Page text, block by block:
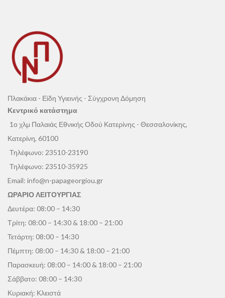
Πλακάκια - Είδη Υγιεινής - Σύγχρονη Δόμηση
Κεντρικό κατάστημα
1ο χλμ Παλαιάς Εθνικής Οδού Κατερίνης - Θεσσαλονίκης,
Κατερίνη, 60100
Τηλέφωνο: 23510-23190
Τηλέφωνο: 23510-35925
Email: info@n-papageorgiou.gr
ΩΡΑΡΙΟ ΛΕΙΤΟΥΡΓΙΑΣ
Δευτέρα: 08:00 – 14:30
Τρίτη: 08:00 – 14:30 & 18:00 – 21:00
Τετάρτη: 08:00 – 14:30
Πέμπτη: 08:00 – 14:30 & 18:00 – 21:00
Παρασκευή: 08:00 – 14:00 & 18:00 – 21:00
Σάββατο: 08:00 – 14:30
Κυριακή: Κλειστά